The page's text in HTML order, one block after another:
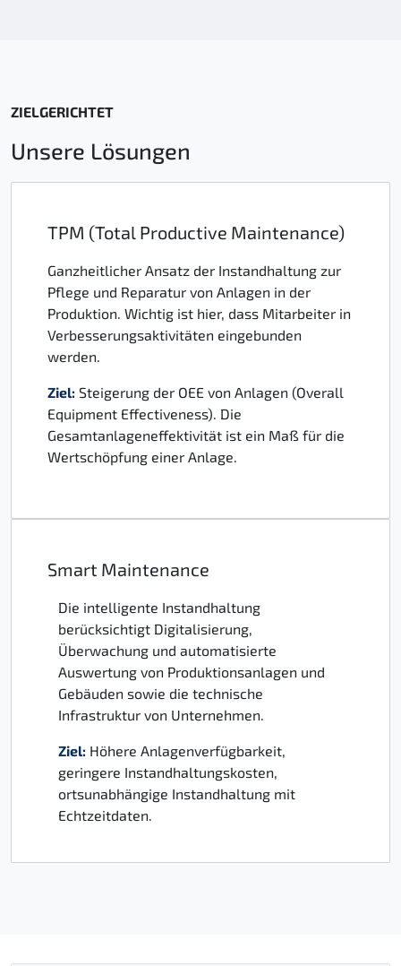
ZIELGERICHTET
Unsere Lösungen
TPM (Total Productive Maintenance)
Ganzheitlicher Ansatz der Instandhaltung zur
Pflege und Reparatur von Anlagen in der
Produktion. Wichtig ist hier, dass Mitarbeiter in
Verbesserungsaktivitäten eingebunden
werden.
Ziel: Steigerung der OEE von Anlagen (Overall
Equipment Effectiveness). Die
Gesamtanlageneffektivität ist ein Maß für die
Wertschöpfung einer Anlage.
Smart Maintenance
Die intelligente Instandhaltung
berücksichtigt Digitalisierung,
Überwachung und automatisierte
Auswertung von Produktionsanlagen und
Gebäuden sowie die technische
Infrastruktur von Unternehmen.
Ziel: Höhere Anlagenverfügbarkeit,
geringere Instandhaltungskosten,
ortsunabhängige Instandhaltung mit
Echtzeitdaten.